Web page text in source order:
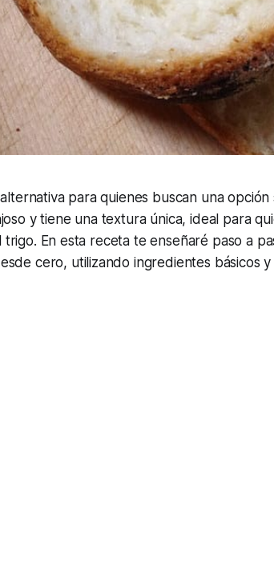
para quienes buscan una opción
y tiene una textura única, ideal para
En esta receta te enseñaré paso a
cero, utilizando ingredientes básicos y